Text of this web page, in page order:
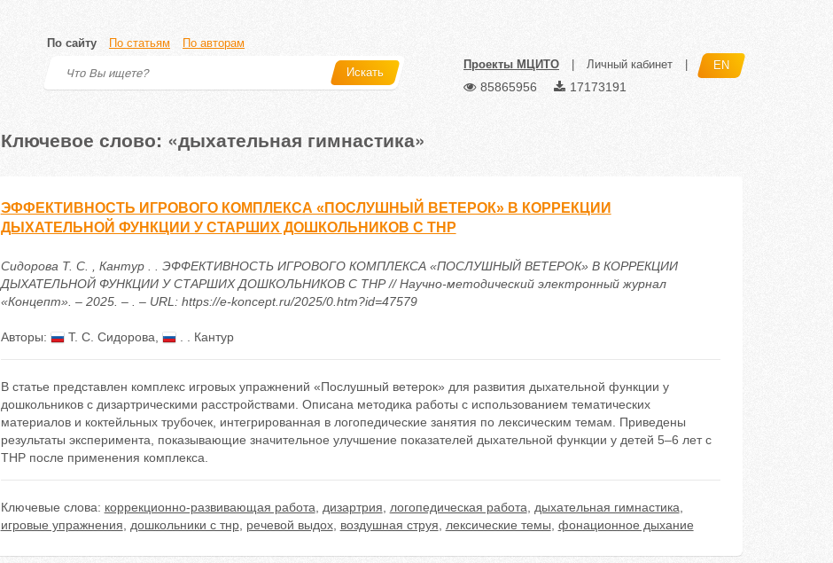
По сайту По статьям По авторам
Искать
Проекты МЦИТО Личный кабинет EN
85865956 17173191
Ключевое слово: «дыхательная гимнастика»
ЭФФЕКТИВНОСТЬ ИГРОВОГО КОМПЛЕКСА «ПОСЛУШНЫЙ ВЕТЕРОК» В КОРРЕКЦИИ
ДЫХАТЕЛЬНОЙ ФУНКЦИИ У СТАРШИХ ДОШКОЛЬНИКОВ С ТНР
Сидорова Т. С. , Кантур . . ЭФФЕКТИВНОСТЬ ИГРОВОГО КОМПЛЕКСА «ПОСЛУШНЫЙ ВЕТЕРОК» В КОРРЕКЦИИ
ДЫХАТЕЛЬНОЙ ФУНКЦИИ У СТАРШИХ ДОШКОЛЬНИКОВ С ТНР // Научно-методический электронный журнал
«Концепт». – 2025. – . – URL: https://e-koncept.ru/2025/0.htm?id=47579
Авторы: Т. С. Сидорова . . Кантур
В статье представлен комплекс игровых упражнений «Послушный ветерок» для развития дыхательной функции у
дошкольников с дизартрическими расстройствами. Описана методика работы с использованием тематических
материалов и коктейльных трубочек, интегрированная в логопедические занятия по лексическим темам. Приведены
результаты эксперимента, показывающие значительное улучшение показателей дыхательной функции у детей 5–6 лет с
ТНР после применения комплекса.
Ключевые слова: коррекционно-развивающая работа дизартрия логопедическая работа дыхательная гимнастика
игровые упражнения
дошкольники с тнр, речевой выдох, воздушная струя лексические темы фонационное дыхание